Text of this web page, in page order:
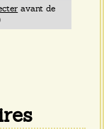
avant de